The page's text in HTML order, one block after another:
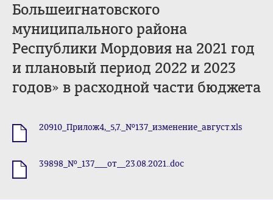
Большеигнатовского
муниципального района
Республики Мордовия на 2021 год
и плановый период 2022 и 2023
годов» в расходной части бюджета
20910_Прилож4,_5,7._№137_изменение_август.xls
39898_№_137___от__23.08.2021..doc